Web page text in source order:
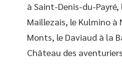
à Saint-Denis-du-Payré,
Maillezais, le Kulmino
Monts, le Daviaud à la
Château des